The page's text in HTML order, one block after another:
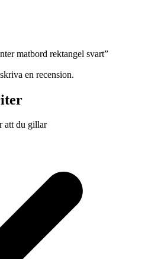
matbord rektangel svart”
en recension.
att du gillar